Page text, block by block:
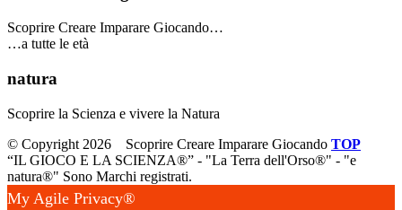
Scoprire Creare Imparare Giocando…
…a tutte le età
natura
Scoprire la Scienza e vivere la Natura
© Copyright 2026
Scoprire Creare Imparare Giocando TOP
“IL GIOCO E LA SCIENZA®” - "La Terra dell'Orso®" - "e
natura®" Sono Marchi registrati.
My Agile Privacy®